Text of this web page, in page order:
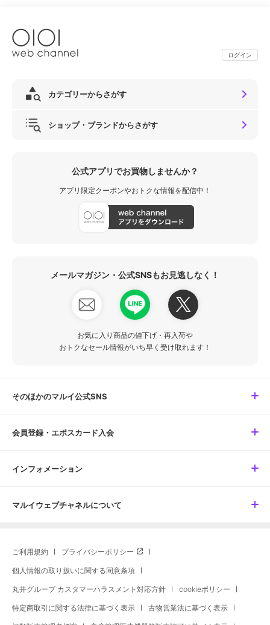
ログイン
カテゴリーからさがす
ショップ・ブランドからさがす
公式アプリでお買物しませんか？
アプリ限定クーポンやおトクな情報を配信中！
メールマガジン・公式SNSもお見逃しなく！
お気に入り商品の値下げ・再入荷や
おトクなセール情報がいち早く受け取れます！
そのほかのマルイ公式SNS
会員登録・エポスカード入会
インフォメーション
マルイウェブチャネルについて
ご利用規約 プライバシーポリシー
個人情報の取り扱いに関する同意条項
丸井グループ カスタマーハラスメント対応方針 cookieポリシー
特定商取引に関する法律に基づく表示 古物営業法に基づく表示